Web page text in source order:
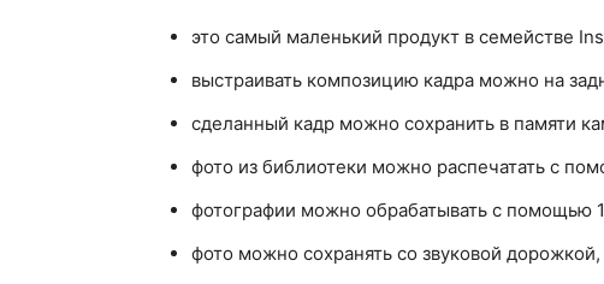
это самый маленький продукт в семействе
выстраивать композицию кадра можно на
сделанный кадр можно сохранить в памяти
фото из библиотеки можно распечатать с
фотографии можно обрабатывать с помощью
фото можно сохранять со звуковой дорожкой,